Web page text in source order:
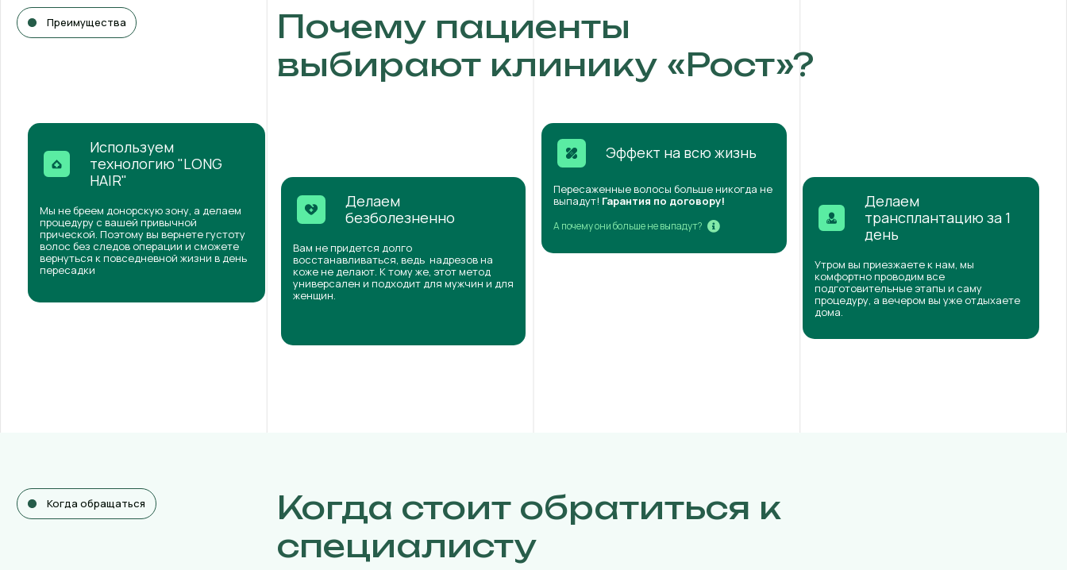
Преимущества
Почему пациенты
выбирают клинику «Рост»?
Используем
технологию "LONG
HAIR"
Мы не бреем донорскую зону, а делаем
процедуру с вашей привычной
прической. Поэтому вы вернете густоту
волос без следов операции и сможете
вернуться к повседневной жизни в день
пересадки
Делаем
безболезненно
Вам не придется долго
восстанавливаться, ведь надрезов на
коже не делают. К тому же, этот метод
универсален и подходит для мужчин и для
женщин.
Эффект на всю жизнь
Пересаженные волосы больше никогда не
выпадут! Гарантия по договору!
А почему они больше не выпадут?
Делаем
трансплантацию за 1
день
Утром вы приезжаете к нам, мы
комфортно проводим все
подготовительные этапы и саму
процедуру, а вечером вы уже отдыхаете
дома.
Когда обращаться
Когда стоит обратиться к
специалисту